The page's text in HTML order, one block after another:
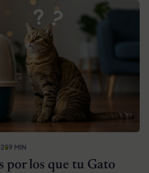
9 MIN
por los que tu Gato